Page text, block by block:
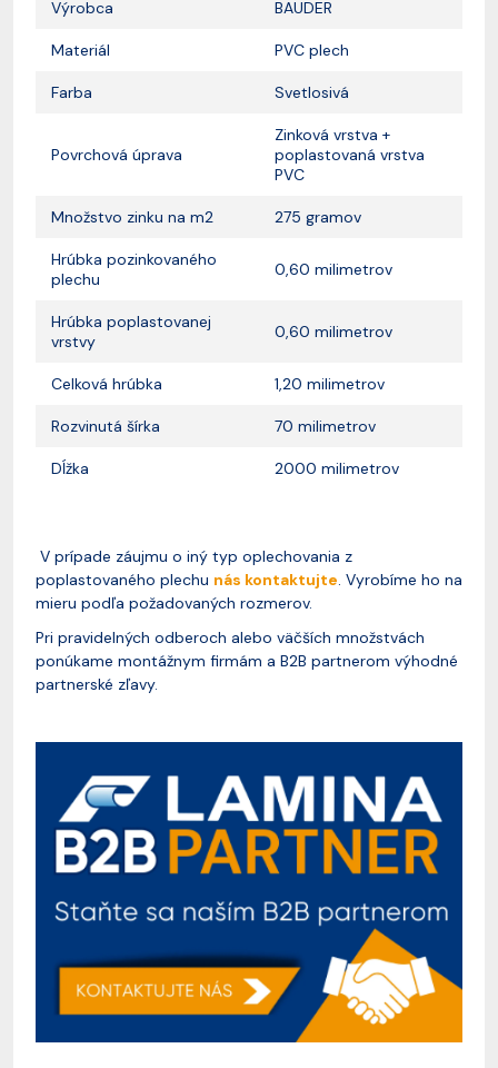
Výrobca BAUDER
Materiál PVC plech
Farba Svetlosivá
Povrchová úprava
Zinková vrstva +
poplastovaná vrstva
PVC
Množstvo zinku na m2 275 gramov
Hrúbka pozinkovaného
plechu
0,60 milimetrov
Hrúbka poplastovanej
vrstvy
0,60 milimetrov
Celková hrúbka 1,20 milimetrov
Rozvinutá šírka 70 milimetrov
Dĺžka 2000 milimetrov
V prípade záujmu o iný typ oplechovania z
poplastovaného plechu nás kontaktujte. Vyrobíme ho na
mieru podľa požadovaných rozmerov.
Pri pravidelných odberoch alebo väčších množstvách
ponúkame montážnym firmám a B2B partnerom výhodné
partnerské zľavy.